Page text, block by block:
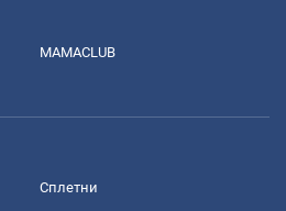
MAMACLUB
Сплетни